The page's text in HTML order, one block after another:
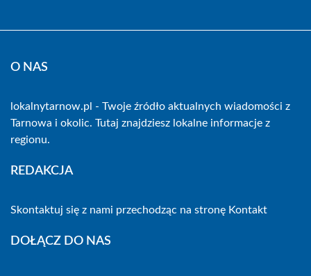
O NAS
lokalnytarnow.pl - Twoje źródło aktualnych wiadomości z
Tarnowa i okolic. Tutaj znajdziesz lokalne informacje z
regionu.
REDAKCJA
Skontaktuj się z nami przechodząc na stronę Kontakt
DOŁĄCZ DO NAS